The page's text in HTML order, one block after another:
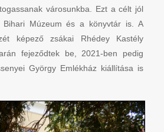
városunkba. Ezt a célt jól
Bihari Múzeum és a könyvtár is. A
képező zsákai Rhédey Kastély
fejeződtek be, 2021-ben pedig
György Emlékház kiállítása is